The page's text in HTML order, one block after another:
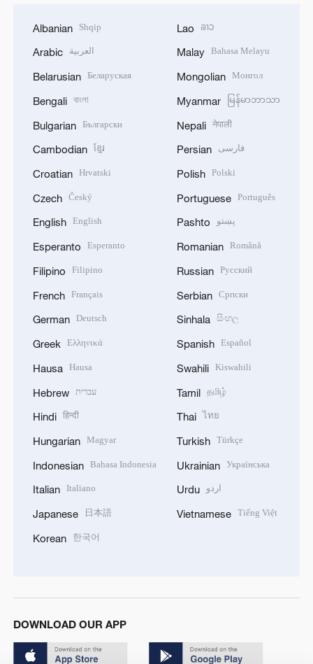
Albanian Shqip
Arabic العربية
Belarusian Беларуская
Bengali বাংলা
Bulgarian Български
Cambodian ខ្មែរ
Croatian Hrvatski
Czech Český
English English
Esperanto Esperanto
Filipino Filipino
French Français
German Deutsch
Greek Ελληνικά
Hausa Hausa
Hebrew עברית
Hindi हिन्दी
Hungarian Magyar
Indonesian Bahasa Indonesia
Italian Italiano
Japanese 日本語
Korean 한국어
Lao ລາວ
Malay Bahasa Melayu
Mongolian Монгол
Myanmar မြန်မာဘာသာ
Nepali नेपाली
Persian فارسی
Polish Polski
Portuguese Português
Pashto پښتو
Romanian Română
Russian Русский
Serbian Српски
Sinhala සිංහල
Spanish Español
Swahili Kiswahili
Tamil தமிழ்
Thai ไทย
Turkish Türkçe
Ukrainian Українська
Urdu اردو
Vietnamese Tiếng Việt
DOWNLOAD OUR APP